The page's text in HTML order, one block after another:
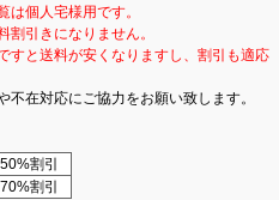
は個人宅様用です。
割引きになりません。
すと送料が安くなりますし、割引も適応
不在対応にご協力をお願い致します。
50%割引
70%割引